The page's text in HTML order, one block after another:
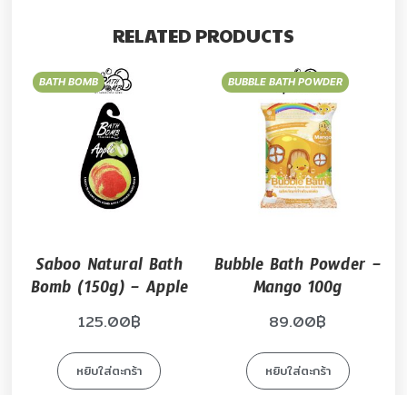
RELATED PRODUCTS
BATH BOMB
Saboo Natural Bath
Bomb (150g) – Apple
125.00฿
หยิบใส่ตะกร้า
BUBBLE BATH POWDER
Bubble Bath Powder –
Mango 100g
89.00฿
หยิบใส่ตะกร้า